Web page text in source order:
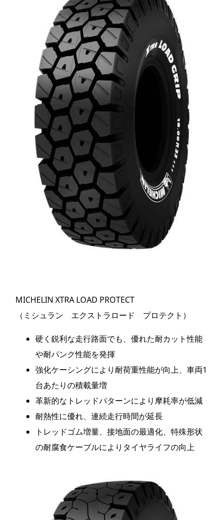
MICHELIN XTRA LOAD PROTECT
（ミシュラン エクストラロード プロテクト）
硬く鋭利な走行路面でも、優れた耐カット性能
や耐パンク性能を発揮
強化ケーシングにより耐荷重性能が向上、車両1
台あたりの積載量増
革新的なトレッドパターンにより摩耗率が低減
耐熱性に優れ、連続走行時間が延長
トレッドゴム増量、接地面の最適化、特殊形状
の耐腐食ケーブルによりタイヤライフの向上